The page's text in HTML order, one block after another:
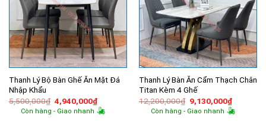
Thanh Lý Bộ Bàn Ghế Ăn Mặt Đá
Nhập Khẩu
5,500,000₫ Giá
gốc
là:
4,940,000₫Giá
hiện
tại
Còn hàng - Giao nhanh
Thanh Lý Bàn Ăn Cẩm Thạch Chân
Titan Kèm 4 Ghế
12,200,000₫ Giá
gốc
là:
9,130,000₫Giá
hiện
tại
Còn hàng - Giao nhanh